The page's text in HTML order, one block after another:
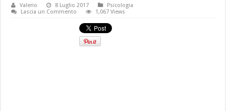
Valerio 8 Luglio 2017
Psicologia
Lascia un Commento
1,067 Views